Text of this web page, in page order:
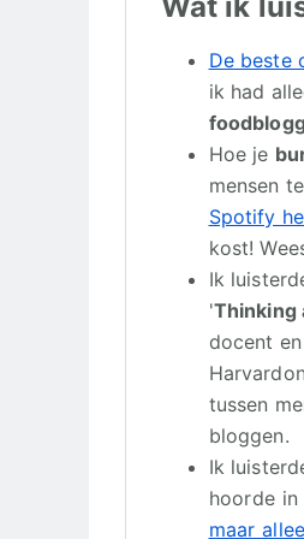
De beste
ik had
Hoe je
mensen
Spotify
kost!
Ik
'Thinking
docent
tussen
bloggen.
Ik
hoorde in
maar